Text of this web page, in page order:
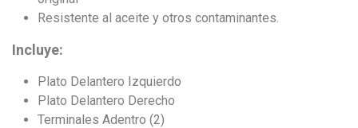
Resistente al aceite y otros contaminantes.
Incluye:
Plato Delantero Izquierdo
Plato Delantero Derecho
Terminales Adentro (2)